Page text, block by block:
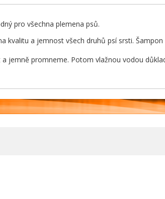
pro všechna plemena psů.
kvalitu a jemnost všech druhů psí srsti.
jemně promneme. Potom vlažnou vodou